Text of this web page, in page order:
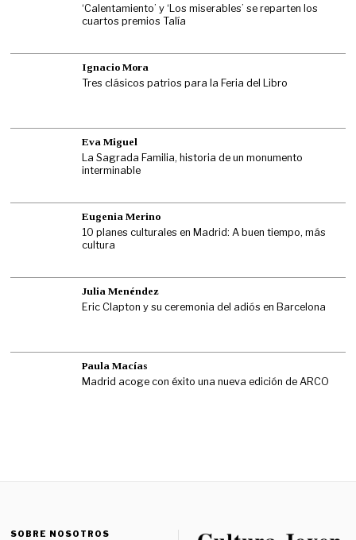
‘Calentamiento’ y ‘Los miserables’ se reparten los
cuartos premios Talía
Ignacio Mora
Tres clásicos patrios para la Feria del Libro
Eva Miguel
La Sagrada Familia, historia de un monumento
interminable
Eugenia Merino
10 planes culturales en Madrid: A buen tiempo, más
cultura
Julia Menéndez
Eric Clapton y su ceremonia del adiós en Barcelona
Paula Macías
Madrid acoge con éxito una nueva edición de ARCO
SOBRE NOSOTROS